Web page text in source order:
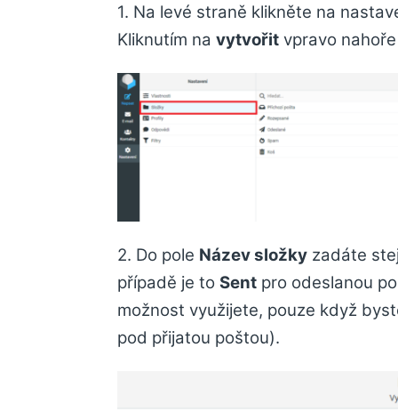
1. Na levé straně klikněte na
Kliknutím na vytvořit vpravo
2. Do pole Název složky zadáte
případě je to Sent pro odeslanou
možnost využijete, pouze když
pod přijatou poštou).